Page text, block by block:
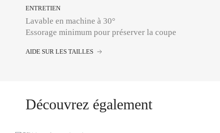
ENTRETIEN
Lavable en machine à 30°
Essorage minimum pour préserver la coupe
AIDE SUR LES TAILLES
Découvrez également